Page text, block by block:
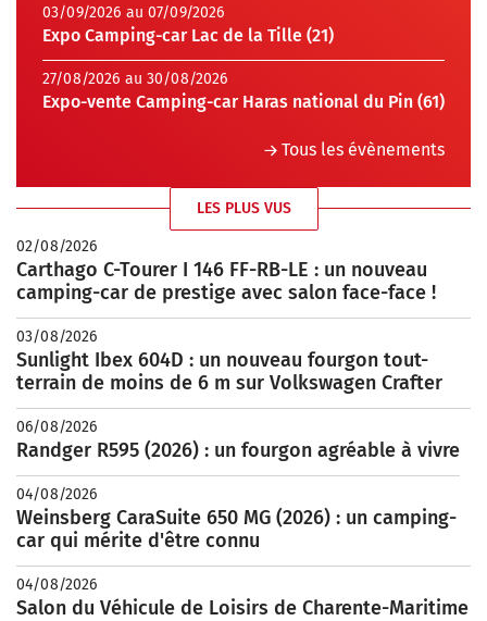
03/09/2026 au 07/09/2026
Expo Camping-car Lac de la Tille (21)
27/08/2026 au 30/08/2026
Expo-vente Camping-car Haras national du Pin (61)
Tous les évènements
LES PLUS VUS
02/08/2026
Carthago C-Tourer I 146 FF-RB-LE : un nouveau
camping-car de prestige avec salon face-face !
03/08/2026
Sunlight Ibex 604D : un nouveau fourgon tout-
terrain de moins de 6 m sur Volkswagen Crafter
06/08/2026
Randger R595 (2026) : un fourgon agréable à vivre
04/08/2026
Weinsberg CaraSuite 650 MG (2026) : un camping-
car qui mérite d'être connu
04/08/2026
Salon du Véhicule de Loisirs de Charente-Maritime